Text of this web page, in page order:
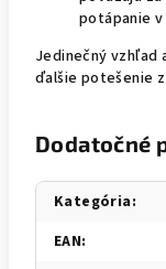
potápanie v
Jedinečný vzhľad
ďalšie potešenie z
Dodatočné
Kategória:
EAN: